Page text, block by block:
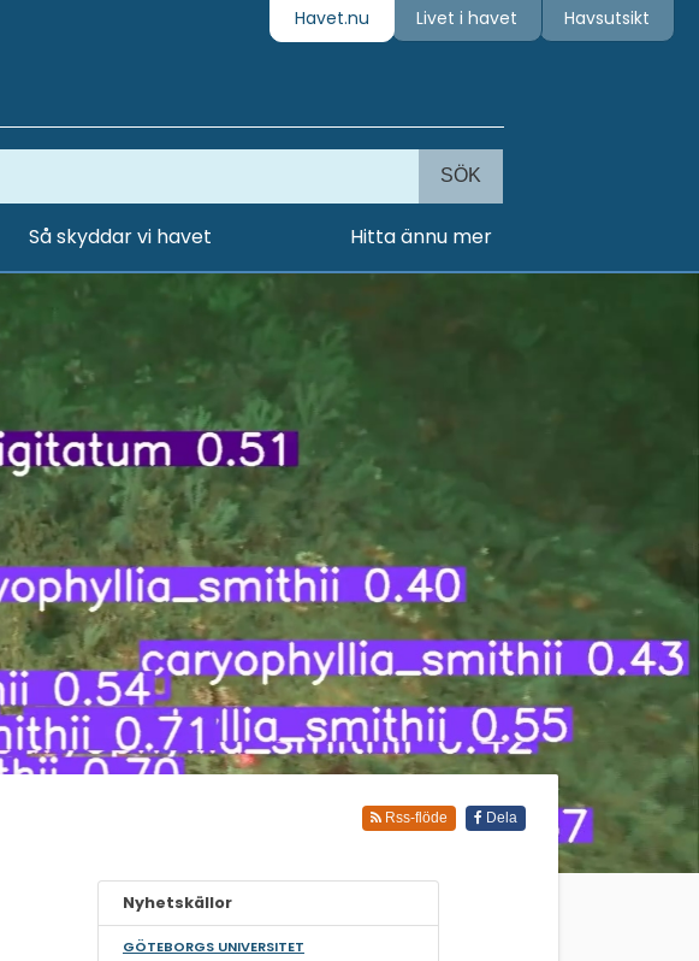
Havet.nu Livet i havet Havsutsikt
SÖK
Så skyddar vi havet Hitta ännu mer
Dela
Rss-flöde
Nyhetskällor
GÖTEBORGS UNIVERSITET